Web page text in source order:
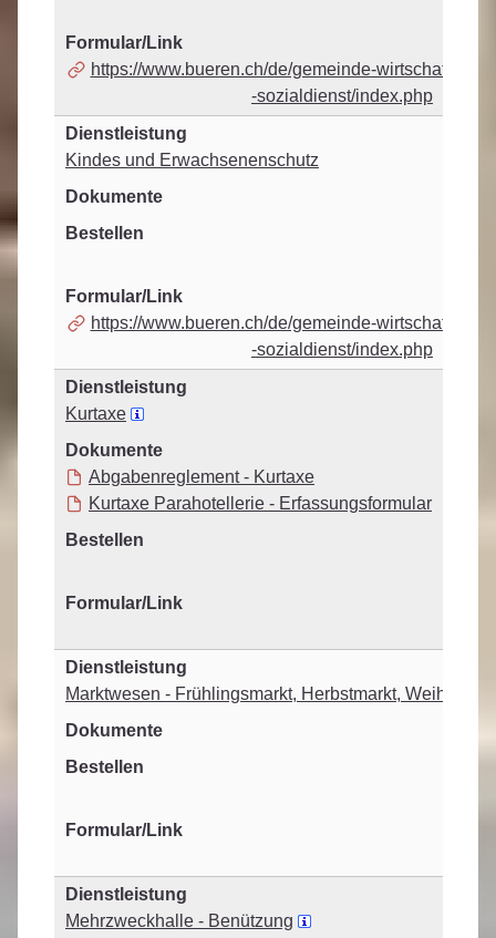
https://www.bueren.ch/de/gemeinde-wirtschaft/
-sozialdienst/index.php
Kindes und Erwachsenenschutz
https://www.bueren.ch/de/gemeinde-wirtschaft/
-sozialdienst/index.php
Kurtaxe
Abgabenreglement - Kurtaxe
Kurtaxe Parahotellerie - Erfassungsformular
Marktwesen - Frühlingsmarkt, Herbstmarkt,
Mehrzweckhalle - Benützung